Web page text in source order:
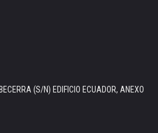
(S/N) EDIFICIO ECUADOR, ANEXO